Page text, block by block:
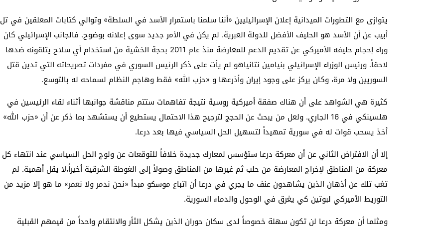
يتوازى مع التطورات الميدانية إعلان الإسرائيليين «أننا سلمنا باستمرار الأسد في السلطة» وتوالي كتابات المعلقين في تل
أبيب عن أن الأسد هو الحليف الأفضل للدولة العبرية. لم يكن في الأمر جديد سوى إعلانه بوضوح. فالجانب الإسرائيلي كان
وراء إحجام حليفه الأميركي عن تقديم الدعم للمعارضة منذ عام 2011 بحجة الخشية من استخدام أي سلاح يتلقونه ضدها
لاحقاً. ورئيس الوزراء الإسرائيلي بنيامين نتانياهو لم يأت على ذكر الرئيس السوري في مفردات تصريحاته التي تدين قتل
السوريين ولا مرة، وكان يركز على وجود إيران وأذرعها و «حزب الله» فقط وهاجم النظام لسماحه له بالتوسع.
كثيرة هي الشواهد على أن هناك صفقة أميركية روسية نتيجة تفاهمات ستتم مناقشة جوانبها أثناء لقاء الرئيسين في
هلسينكي في 16 الجاري. ولعل من يبحث عن الحجج لترجيح هذا الاحتمال يستطيع أن يستشهد بما ذكر عن أن «حزب الله»
أخذ يسحب قوات له في سورية تمهيداً لتسهيل الحل السياسي فيها بعد درعا.
إلا أن الافتراض الثاني عن أن معركة درعا ستؤسس لمعارك جديدة خلافاً للتوقعات عن ولوج الحل السياسي عند انتهاء كل
معركة من المناطق لإخراج المعارضة من حلب ثم غيرها من المناطق وصولاً إلى الغوطة الشرقية أخيراً،لا يقل أهمية. لم
تغب تلك عن أذهان الذين يشاهدون عنف ما يجري في درعا أن اتباع موسكو مبدأ «نحن ندمر ولا نعمر» ما هو إلا مزيد من
التوريط الأميركي لبوتين كي يغرق في الوحول والدماء السورية.
ومثلما أن معركة درعا لن تكون سهلة خصوصاً لدى سكان حوران الذين يشكل الثأر والانتقام واحداً من قيمهم القبلية